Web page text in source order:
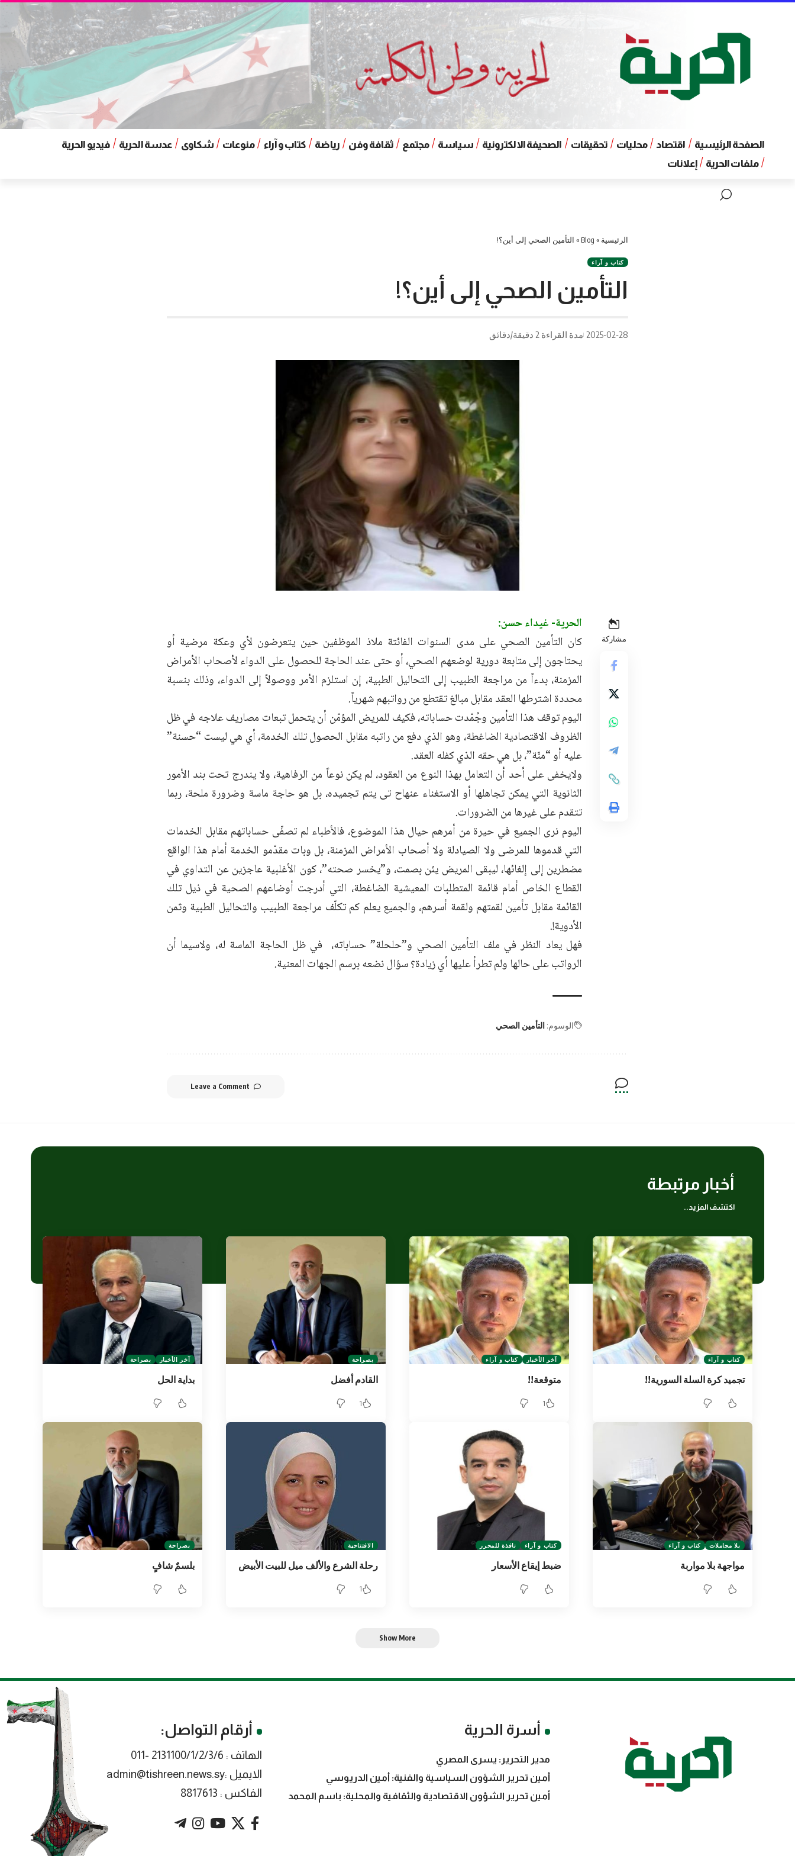
الصفحة الرئيسية اقتصاد محليات تحقيقات الصحيفة الالكترونية سياسة مجتمع ثقافة وفن رياضة كتاب و آراء منوعات شكاوى عدسة الحرية
فيديو الحرية
ملفات الحرية
إعلانات
الرئيسية »
Blog
» التأمين الصحي إلى أين؟!
كتاب و آراء
التأمين الصحي إلى أين؟!
2025-02-28 مدة القراءة 2 دقيقة/دقائق
مشاركة
الحرية- غيداء حسن:
كان التأمين الصحي على مدى السنوات الفائتة ملاذ الموظفين حين يتعرضون لأي وعكة مرضية أو
يحتاجون إلى متابعة دورية لوضعهم الصحي، أو حتى عند الحاجة للحصول على الدواء لأصحاب الأمراض
المزمنة، بدءاً من مراجعة الطبيب إلى التحاليل الطبية، إن استلزم الأمر ووصولاً إلى الدواء، وذلك بنسبة
محددة اشترطها العقد مقابل مبالغ تقتطع من رواتبهم شهرياً.
اليوم توقف هذا التأمين وجُمّدت حساباته، فكيف للمريض المؤمّن أن يتحمل تبعات مصاريف علاجه في ظل
الظروف الاقتصادية الضاغطة، وهو الذي دفع من راتبه مقابل الحصول تلك الخدمة، أي هي ليست “حسنة”
عليه أو “منّة”، بل هي حقه الذي كفله العقد.
ولايخفى على أحد أن التعامل بهذا النوع من العقود، لم يكن نوعاً من الرفاهية، ولا يندرج تحت بند الأمور
الثانوية التي يمكن تجاهلها أو الاستغناء عنهاح تى يتم تجميده، بل هو حاجة ماسة وضرورة ملحة، ربما
تتقدم على غيرها من الضرورات.
اليوم نرى الجميع في حيرة من أمرهم حيال هذا الموضوع، فالأطباء لم تصفّى حساباتهم مقابل الخدمات
التي قدموها للمرضى ولا الصيادلة ولا أصحاب الأمراض المزمنة، بل وبات مقدّمو الخدمة أمام هذا الواقع
مضطرين إلى إلغائها، ليبقى المريض يئن بصمت، و”يخسر صحته”، كون الأغلبية عاجزين عن التداوي في
القطاع الخاص أمام قائمة المتطلبات المعيشية الضاغطة، التي أدرجت أوضاعهم الصحية في ذيل تلك
القائمة مقابل تأمين لقمتهم ولقمة أسرهم، والجميع يعلم كم تكلّف مراجعة الطبيب والتحاليل الطبية وثمن
الأدوية!.
فهل يعاد النظر في ملف التأمين الصحي و”حلحلة” حساباته، في ظل الحاجة الماسة له، ولاسيما أن
الرواتب على حالها ولم تطرأ عليها أي زيادة؟ سؤال نضعه برسم الجهات المعنية.
الوسوم: التأمين الصحي
Leave a Comment
أخبار مرتبطة
اكتشف المزيد..
كتاب و آراء
تجميد كرة السلة السورية!!
آخر الأخبار كتاب و آراء
متوقعة!!
1
بصراحة
القادم أفضل
1
آخر الأخبار بصراحة
بداية الحل
بلا مجاملات كتاب و آراء
مواجهة بلا مواربة
كتاب و آراء نافذة للمحرر
ضبط إيقاع الأسعار
الافتتاحية
رحلة الشرع والألف ميل للبيت الأبيض
1
بصراحة
بلسمٌ شافٍ
Show More
أسرة الحرية
مدير التحرير: يسرى المصري
أمين تحرير الشؤون السياسية والفنية: أمين الدريوسي
أمين تحرير الشؤون الاقتصادية والثقافية والمحلية: باسم المحمد
أرقام التواصل:
الهاتف : 2131100/1/2/3/6 -011
الايميل :admin@tishreen.news.sy
الفاكس : 8817613